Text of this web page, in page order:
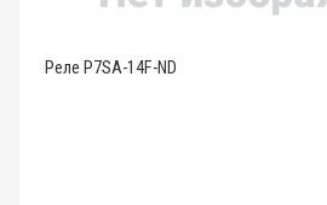
Реле P7SA-14F-ND